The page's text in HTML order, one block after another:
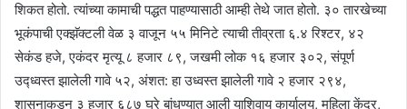
शिकत होतो. त्यांच्या कामाची पद्धत पाहण्यासाठी आम्ही तेथे जात होतो. ३० तारखेच्या
भूकंपाची एक्झॅक्टली वेळ ३ वाजून ५५ मिनिटे त्याची तीव्रता ६.४ रिश्टर, ४२
सेकंड हजे, एकंदर मृत्यू ८ हजार ८९, जखमी लोक १६ हजार ३०२, संपूर्ण
उद्ध्वस्त झालेली गावे ५२, अंशत: हा उध्वस्त झालेली गावे २ हजार २९४,
शासनाकडून ३ हजार ६८७ घरे बांधण्यात आली याशिवाय कार्यालय, महिला केंद्र,